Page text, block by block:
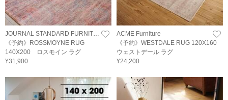
JOURNAL STANDARD FURNITURE
《予約》ROSSMOYNE RUG
140X200 ロスモイン ラグ
¥31,900
ACME Furniture
《予約》WESTDALE RUG 120X160
ウェストデール ラグ
¥24,200